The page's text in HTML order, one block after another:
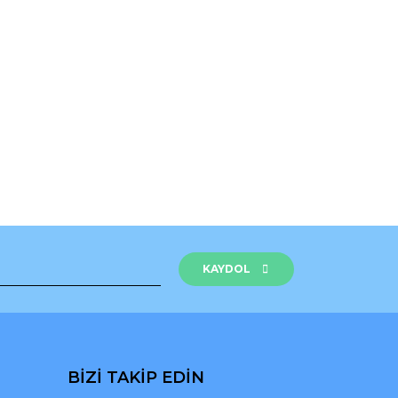
tarafımıza iletebilirsiniz.
KAYDOL
BİZİ TAKİP EDİN